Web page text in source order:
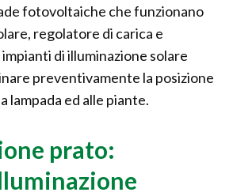
fotovoltaiche che funzionano
regolatore di carica e
di illuminazione solare
preventivamente la posizione
lampada ed alle piante.
prato: